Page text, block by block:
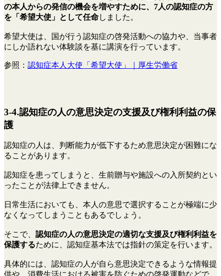
の本人からの発信の機会を増やすために、7人の認知症の方
を「希望大使」として任命しました。
希望大使は、国が行う認知症の啓発活動への協力や、当事者
にしか語れない体験談を基に講演を行っています。
参照： 認知症本人大使「希望大使」｜厚生労働省
3-4.認知症の人の意思決定の支援及び権利利益の保
護
認知症の人は、判断能力が低下するため意思決定が困難にな
ることがあります。
認知症を患ってしまうと、生前贈与や施設への入所契約とい
ったことが法律上できません。
日常生活においても、本人の意思で選択することが極端に少
なくなってしまうこともあるでしょう。
そこで、 認知症の人の意思決定の適切な支援及び権利利益を
保護するために、認知症基本法では指針の策定を行います。
具体的には、認知症の人が自ら意思決定できるような情報提